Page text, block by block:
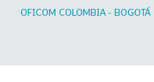
OFICOM COLOMBIA - BOGOTÁ